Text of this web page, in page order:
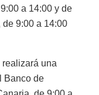
a 14:00 y de
9:00 a 14:00
una
Banco de